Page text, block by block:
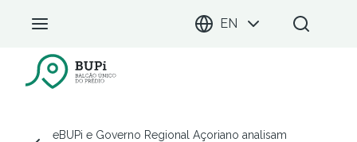
EN
BUPi Portal
eBUPi e Governo Regional Açoriano analisam